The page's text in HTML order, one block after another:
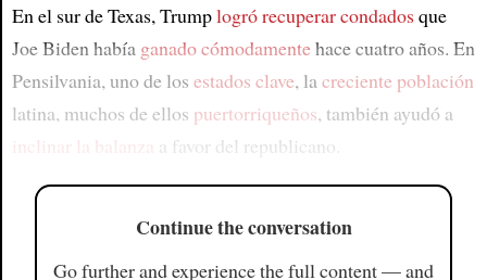
En el sur de Texas, Trumplogró recuperar condadosque
Joe Biden había ganado cómodamentehace cuatro años. En
Pensilvania, uno de los estados clave, la creciente población
latina, muchos de ellos puertorriqueños, también ayudó a
inclinar la balanza a favor del republicano.
Continue the conversation
Go further and experience the full content — and